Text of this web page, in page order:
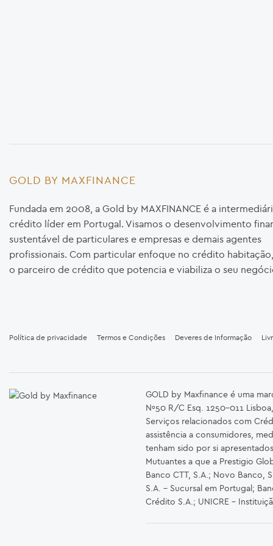
GOLD BY MAXFINANCE
Fundada em 2008, a Gold by MAXFINANCE é a
crédito líder em Portugal. Visamos o desenvolvimento
sustentável de particulares e empresas e demais agentes
profissionais. Com particular enfoque no crédito
o parceiro de crédito que potencia e viabiliza o seu
Política de privacidade Termos e Condições Deveres de Informação
GOLD by Maxfinance é uma
Nº50 R/C Esq. 1250-011
Serviços relacionados com
assistência a consumidores,
tenham sido por si
Mutuantes a que a Prestigio
Banco CTT, S.A.; Novo Banco,
S.A. – Sucursal em Portugal;
Crédito S.A.; UNICRE –